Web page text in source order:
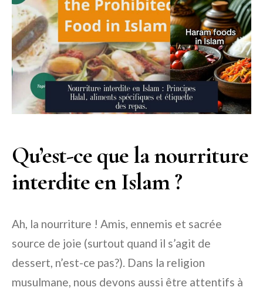
Qu’est-ce que la nourriture
interdite en Islam ?
Ah, la nourriture ! Amis, ennemis et sacrée
source de joie (surtout quand il s’agit de
dessert, n’est-ce pas?). Dans la religion
musulmane, nous devons aussi être attentifs à